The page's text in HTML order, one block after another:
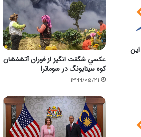
عكسي شگفت انگيز از فوران آتشفشان
کوه سینابونگ در سوماترا
1399/05/21